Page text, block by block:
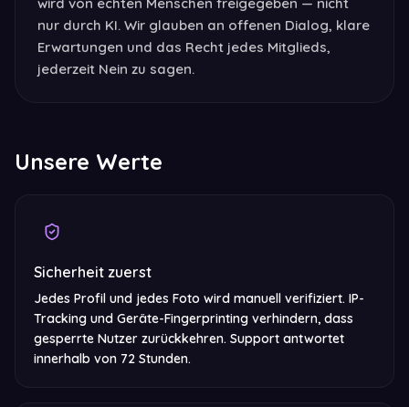
nur durch KI. Wir glauben an offenen Dialog, klare
Erwartungen und das Recht jedes Mitglieds,
jederzeit Nein zu sagen.
Unsere Werte
Sicherheit zuerst
Jedes Profil und jedes Foto wird manuell verifiziert. IP-
Tracking und Geräte-Fingerprinting verhindern, dass
gesperrte Nutzer zurückkehren. Support antwortet
innerhalb von 72 Stunden.